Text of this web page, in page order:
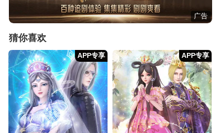
广告
猜你喜欢
APP专享 APP专享